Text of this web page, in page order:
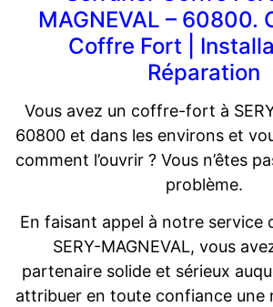
MAGNEVAL – 60800.
Coffre Fort |
Réparation
Vous avez un coffre-fort à
60800 et dans les environs et
comment l’ouvrir ? Vous n’êtes
problème.
En faisant appel à notre service
SERY-MAGNEVAL, vous
partenaire solide et sérieux
attribuer en toute confiance une